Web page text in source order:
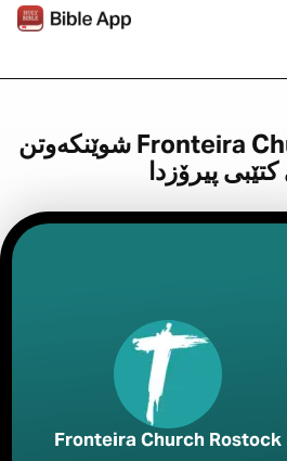
شوێنکەوتن Fronteira Church Rostock لە
Fronteira Church Rostock